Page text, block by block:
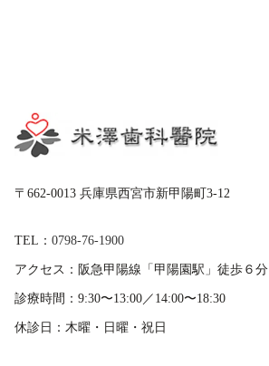
〒662-0013 兵庫県西宮市新甲陽町3-12
TEL： 0798-76-1900
アクセス： 阪急甲陽線「甲陽園駅」徒歩６分
診療時間： 9:30〜13:00／14:00〜18:30
休診日： 木曜・日曜・祝日